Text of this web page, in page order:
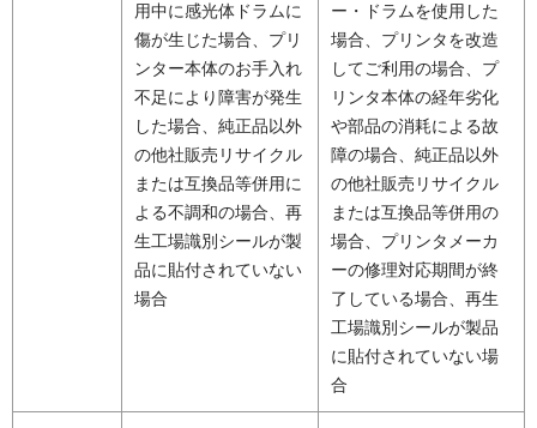
用中に感光体ドラムに
傷が生じた場合、プリ
ンター本体のお手入れ
不足により障害が発生
した場合、純正品以外
の他社販売リサイクル
または互換品等併用に
よる不調和の場合、再
生工場識別シールが製
品に貼付されていない
場合
ー・ドラムを使用した
場合、プリンタを改造
してご利用の場合、プ
リンタ本体の経年劣化
や部品の消耗による故
障の場合、純正品以外
の他社販売リサイクル
または互換品等併用の
場合、プリンタメーカ
ーの修理対応期間が終
了している場合、再生
工場識別シールが製品
に貼付されていない場
合